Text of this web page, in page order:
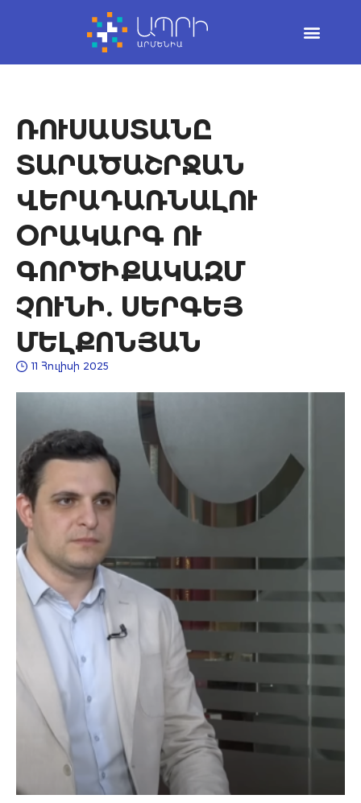
ՌՈՒՍԱՍՏԱՆԸ
ՏԱՐԱԾԱՇՐՋԱՆ
ՎԵՐԱԴԱՌՆԱԼՈՒ
ՕՐԱԿԱՐԳ ՈՒ
ԳՈՐԾԻՔԱԿԱԶՄ
ՉՈՒՆԻ. ՍԵՐԳԵՅ
ՄԵԼՔՈՆՅԱՆ
11 Հուլիսի 2025